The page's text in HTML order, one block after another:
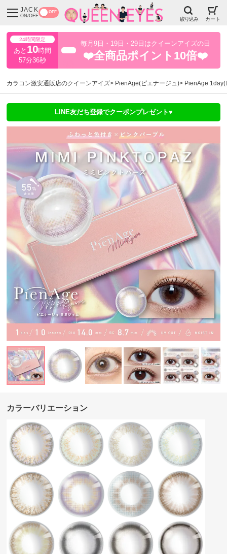
JACK
ON/OFF
OFF
絞り込み カート
24時間限定
あと 10時間
57分35秒
毎月9日・19日・29日はクイーンアイズの日
❤️全商品ポイント10倍❤️
カラコン激安通販店のクイーンアイズ PienAge(ピエナージュ) PienAge 1day(
LINE友だち登録でクーポンプレゼント♥
カラーバリエーション